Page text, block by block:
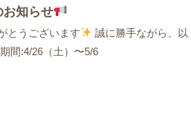
お知らせ
とうございます
誠に勝手ながら、以
間:4/26（土）〜5/6